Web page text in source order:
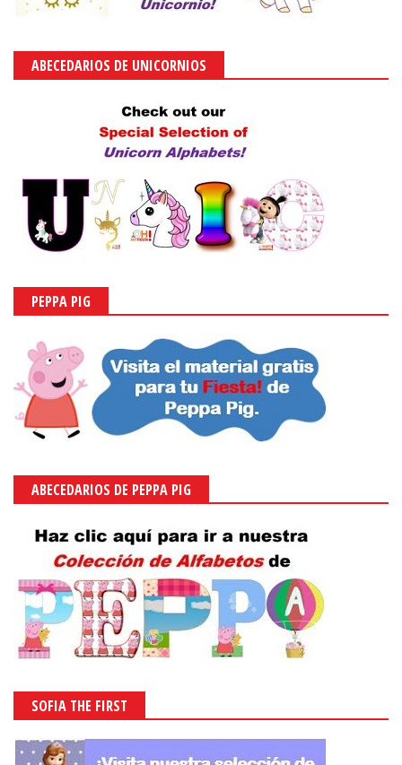
ABECEDARIOS DE UNICORNIOS
PEPPA PIG
ABECEDARIOS DE PEPPA PIG
SOFIA THE FIRST